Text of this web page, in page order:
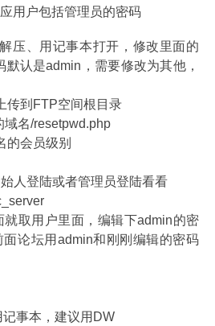
用户包括管理员的密码
压、用记事本打开，修改里面的
认是admin，需要修改为其他，
传到FTP空间根目录
域名/resetpwd.php
的会员级别
人登陆或者管理员登陆看看
取用户里面，编辑下admin的密
论坛用admin和刚刚编辑的密码
事本，建议用DW